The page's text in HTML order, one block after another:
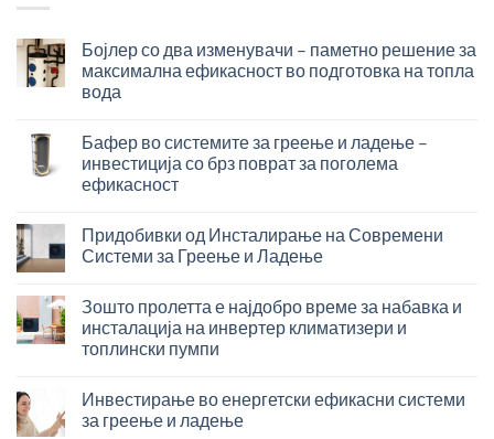
Бојлер со два изменувачи – паметно решение за
максимална ефикасност во подготовка на топла
вода
со
два
изменувачи
–
решение
за
максимална
во
подготовка
топла
Бафер во системите за греење и ладење –
инвестиција со брз поврат за поголема
ефикасност
во
системите
за
и
ладење
инвестиција
брз
поврат
Придобивки од Инсталирање на Современи
Системи за Греење и Ладење
од
Инсталирање
на
Современи
за
и
Зошто пролетта е најдобро време за набавка и
инсталација на инвертер климатизери и
топлински пумпи
пролетта
е
најдобро
Инвестирање во енергетски ефикасни системи
за греење и ладење